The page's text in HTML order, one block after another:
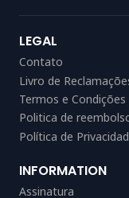
LEGAL
Contato
Livro de
Termos e Condições
Politica de
Política de
INFORMATION
Assinatura